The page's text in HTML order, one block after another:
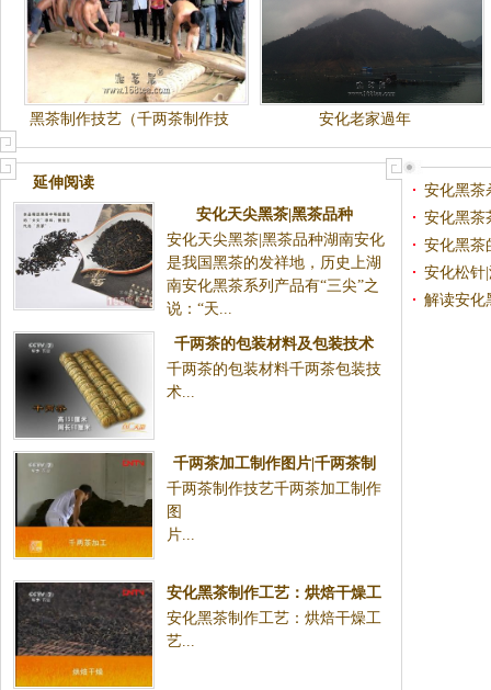
黑茶制作技艺（千两茶制作技
艺）
安化老家過年
延伸阅读
安化天尖黑茶|黑茶品种
安化天尖黑茶|黑茶品种湖南安化
是我国黑茶的发祥地，历史上湖
南安化黑茶系列产品有“三尖”之
说：“天...
千两茶的包装材料及包装技术
千两茶的包装材料千两茶包装技
术...
千两茶加工制作图片|千两茶制
作技艺
千两茶制作技艺千两茶加工制作
图
片...
安化黑茶制作工艺：烘焙干燥工
艺
安化黑茶制作工艺：烘焙干燥工
艺...
安化黑茶
安化黑茶
安化黑茶
安化松针
解读安化